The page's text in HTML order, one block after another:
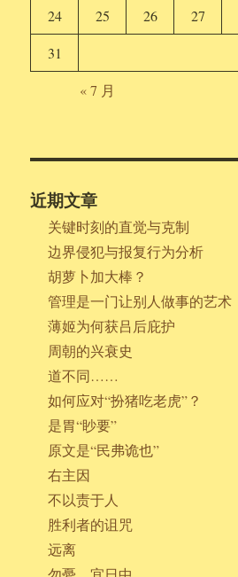
24
25 26 27
31
« 7 月
近期文章
关键时刻的直觉与克制
边界侵犯与报复行为分析
胡萝卜加大棒？
管理是一门让别人做事的艺术
薄姬为何获吕后庇护
周朝的兴衰史
道不同……
如何应对“扮猪吃老虎”？
是胃“眇要”
原文是“民弗诡也”
右主因
不以责于人
胜利者的诅咒
远离